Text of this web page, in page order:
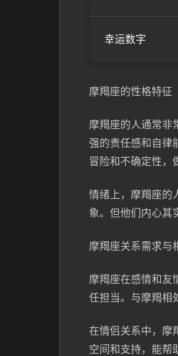
幸运数字
摩羯座的性格特征
摩羯座的人通常非
强的责任感和自律
冒险和不确定性，
情绪上，摩羯座的
象。但他们内心其
摩羯座关系需求与
摩羯座在感情和友
任担当。与摩羯相
在情侣关系中，摩
空间和支持，能帮